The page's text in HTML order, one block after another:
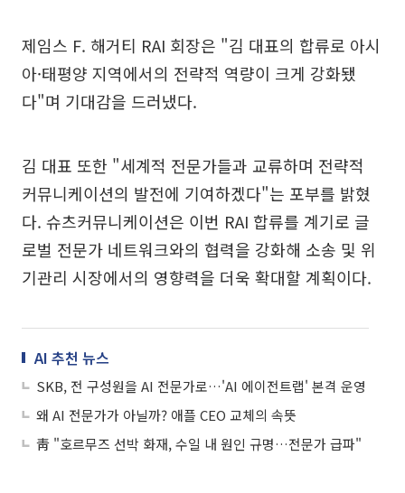
제임스 F. 해거티 RAI 회장은 "김 대표의 합류로 아시
아·태평양 지역에서의 전략적 역량이 크게 강화됐
다"며 기대감을 드러냈다.
김 대표 또한 "세계적 전문가들과 교류하며 전략적
커뮤니케이션의 발전에 기여하겠다"는 포부를 밝혔
다. 슈츠커뮤니케이션은 이번 RAI 합류를 계기로 글
로벌 전문가 네트워크와의 협력을 강화해 소송 및 위
기관리 시장에서의 영향력을 더욱 확대할 계획이다.
AI 추천 뉴스
SKB, 전 구성원을 AI 전문가로…'AI 에이전트랩' 본격 운영
왜 AI 전문가가 아닐까? 애플 CEO 교체의 속뜻
靑 "호르무즈 선박 화재, 수일 내 원인 규명…전문가 급파"